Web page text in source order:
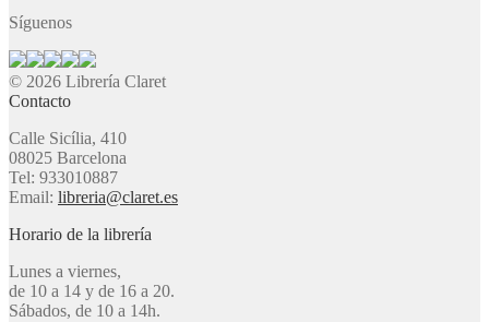
Síguenos
© 2026 Librería Claret
Contacto
Calle Sicília, 410
08025 Barcelona
Tel: 933010887
Email: libreria@claret.es
Horario de la librería
Lunes a viernes,
de 10 a 14 y de 16 a 20.
Sábados, de 10 a 14h.